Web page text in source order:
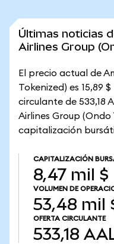
Últimas noticias
Airlines Group
El precio actual de
Tokenized) es 15,89
circulante de 533,18
Airlines Group
capitalización
CAPITALIZACIÓN
8,47 mil $
VOLUMEN DE
53,48 mil
OFERTA CIRCULANTE
533,18